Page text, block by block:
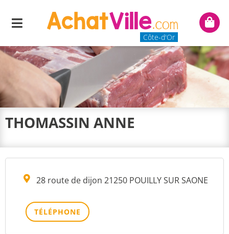
Menu
Côte-d'Or
Mon
THOMASSIN ANNE
28 route de dijon 21250 POUILLY SUR SAONE
TÉLÉPHONE